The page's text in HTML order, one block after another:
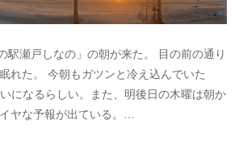
駅瀬戸しなの」の朝が来た。 目の前の通り
れた。 今朝もガツンと冷え込んでいた
になるらしい。また、明後日の木曜は朝か
ヤな予報が出ている。…